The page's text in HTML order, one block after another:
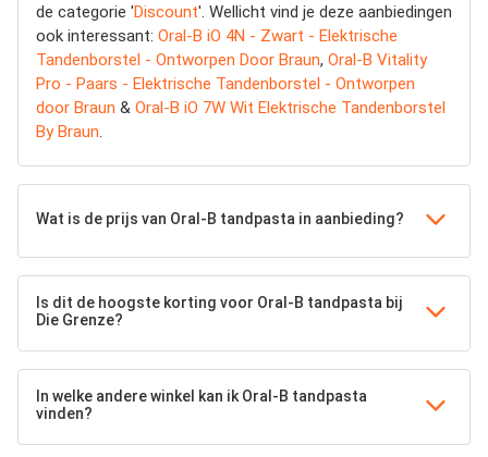
de categorie 'Discount'. Wellicht vind je deze aanbiedingen
ook interessant: Oral-B iO 4N - Zwart - Elektrische
Tandenborstel - Ontworpen Door Braun, Oral-B Vitality
Pro - Paars - Elektrische Tandenborstel - Ontworpen
door Braun & Oral-B iO 7W Wit Elektrische Tandenborstel
By Braun
Wat is de prijs van Oral-B tandpasta in aanbieding?
Is dit de hoogste korting voor Oral-B tandpasta bij
Die Grenze?
In welke andere winkel kan ik Oral-B tandpasta
vinden?